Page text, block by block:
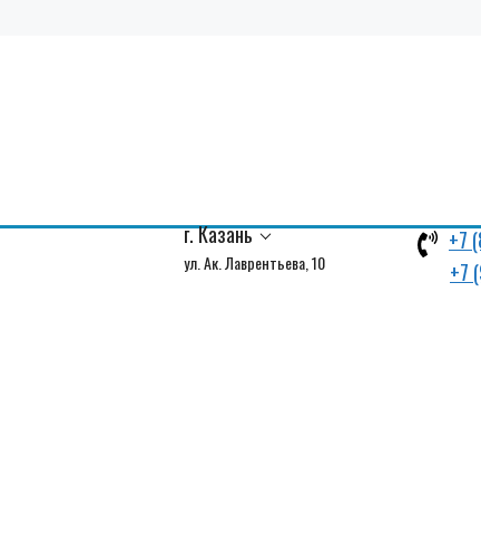
+7
+7
г. Казань
ул. Ак. Лаврентьева, 10